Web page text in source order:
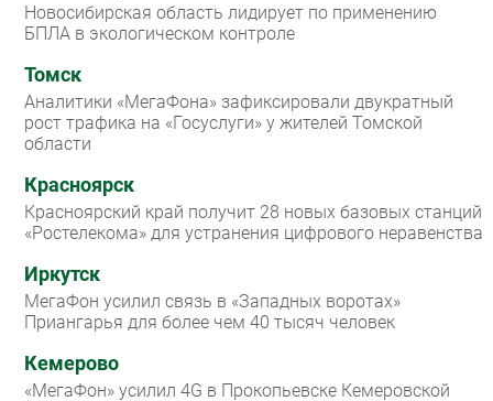
Новосибирская область лидирует по применению
БПЛА в экологическом контроле
Томск
Аналитики «МегаФона» зафиксировали двукратный
рост трафика на «Госуслуги» у жителей Томской
области
Красноярск
Красноярский край получит 28 новых базовых станций
«Ростелекома» для устранения цифрового неравенства
Иркутск
МегаФон усилил связь в «Западных воротах»
Приангарья для более чем 40 тысяч человек
Кемерово
«МегаФон» усилил 4G в Прокопьевске Кемеровской